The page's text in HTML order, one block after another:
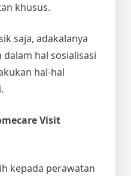
khusus.
saja, adakalanya
hal sosialisasi
hal-hal
Visit
kepada perawatan